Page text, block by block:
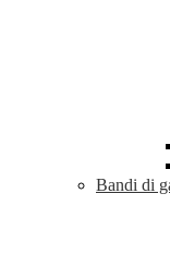
Bandi di